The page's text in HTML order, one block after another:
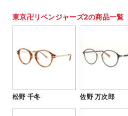
東京卍リベンジャーズ2の商品一覧
松野 千冬 佐野 万次郎